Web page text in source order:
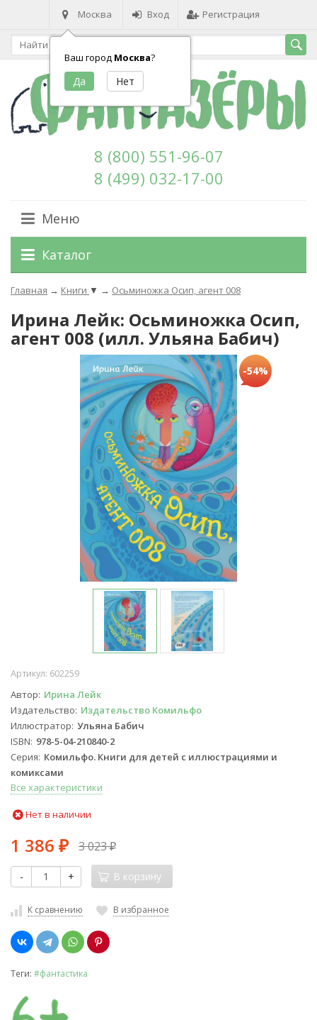
Москва
Ваш город Москва?
Вход Регистрация
8 (800) 551-96-07
8 (499) 032-17-00
Меню
Каталог
Главная → Книги ▼ → Осьминожка Осип, агент 008
Ирина Лейк: Осьминожка Осип,
агент 008 (илл. Ульяна Бабич)
-54%
Артикул: 602259
Автор Ирина Лейк
Издательство Издательство Комильфо
Иллюстратор Ульяна Бабич
ISBN 978-5-04-210840-2
Серия Комильфо. Книги для детей с иллюстрациями и
комиксами
Все характеристики
Нет в наличии
1 386 ₽ 3 023₽
- + В корзину
К сравнению В избранное
Теги: #фантастика